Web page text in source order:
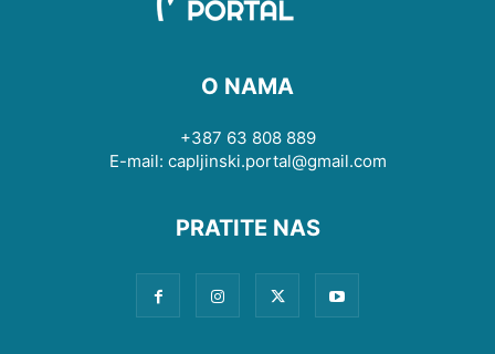
O NAMA
+387 63 808 889
E-mail: capljinski.portal@gmail.com
PRATITE NAS